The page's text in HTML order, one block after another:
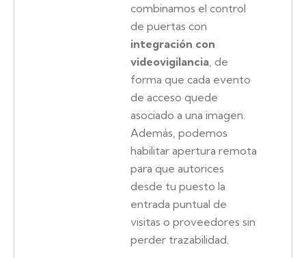
combinamos el control
de puertas con
integración con
videovigilancia, de
forma que cada evento
de acceso quede
asociado a una imagen.
Además, podemos
habilitar apertura remota
para que autorices
desde tu puesto la
entrada puntual de
visitas o proveedores sin
perder trazabilidad.